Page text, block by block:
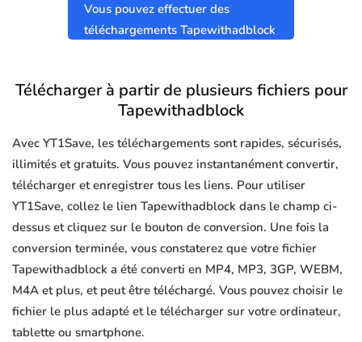
Vous pouvez effectuer des
téléchargements Tapewithadblock
Télécharger à partir de plusieurs fichiers pour
Tapewithadblock
Avec YT1Save, les téléchargements sont rapides, sécurisés,
illimités et gratuits. Vous pouvez instantanément convertir,
télécharger et enregistrer tous les liens. Pour utiliser
YT1Save, collez le lien Tapewithadblock dans le champ ci-
dessus et cliquez sur le bouton de conversion. Une fois la
conversion terminée, vous constaterez que votre fichier
Tapewithadblock a été converti en MP4, MP3, 3GP, WEBM,
M4A et plus, et peut être téléchargé. Vous pouvez choisir le
fichier le plus adapté et le télécharger sur votre ordinateur,
tablette ou smartphone.